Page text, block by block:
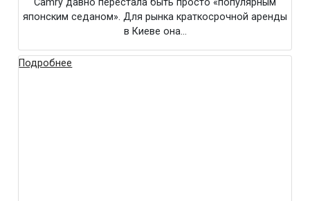
японским седаном». Для рынка краткосрочной аренды
в Киеве она…
Подробнее